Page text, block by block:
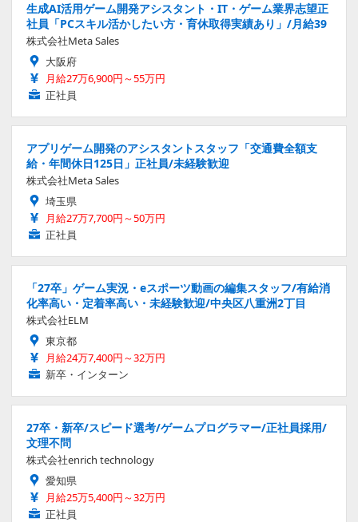
生成AI活用ゲーム開発アシスタント・IT・ゲーム業界志望正
社員「PCスキル活かしたい方・育休取得実績あり」/月給39
株式会社Meta Sales
大阪府
月給27万6,900円～55万円
正社員
アプリゲーム開発のアシスタントスタッフ「交通費全額支
給・年間休日125日」正社員/未経験歓迎
株式会社Meta Sales
埼玉県
月給27万7,700円～50万円
正社員
「27卒」ゲーム実況・eスポーツ動画の編集スタッフ/有給消
化率高い・定着率高い・未経験歓迎/中央区八重洲2丁目
株式会社ELM
東京都
月給24万7,400円～32万円
新卒・インターン
27卒・新卒/スピード選考/ゲームプログラマー/正社員採用/
文理不問
株式会社enrich technology
愛知県
月給25万5,400円～32万円
正社員